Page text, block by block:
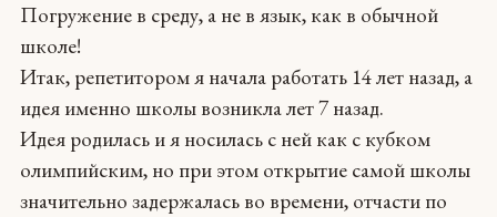
Погружение в среду, а не в язык, как в обычной
школе!
Итак, репетитором я начала работать 14 лет назад, а
идея именно школы возникла лет 7 назад.
Идея родилась и я носилась с ней как с кубком
олимпийским, но при этом открытие самой школы
значительно задержалась во времени, отчасти по